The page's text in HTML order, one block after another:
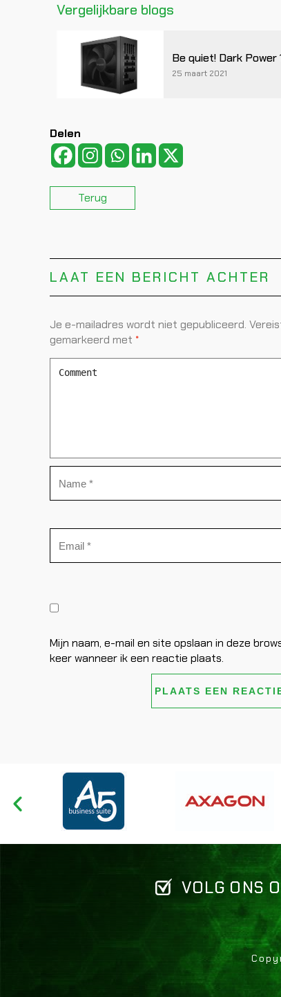
Vergelijkbare blogs
Be quiet! Dark Power
25 maart 2021
Delen
Terug
LAAT EEN BERICHT ACHTER
Je e-mailadres wordt niet gepubliceerd.
gemarkeerd met *
Mijn naam, e-mail en site opslaan in deze
keer wanneer ik een reactie plaats.
VOLG ONS